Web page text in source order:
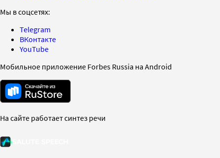
Мы в соцсетях:
Telegram
ВКонтакте
YouTube
Мобильное приложение Forbes Russia на Android
На сайте работает синтез речи